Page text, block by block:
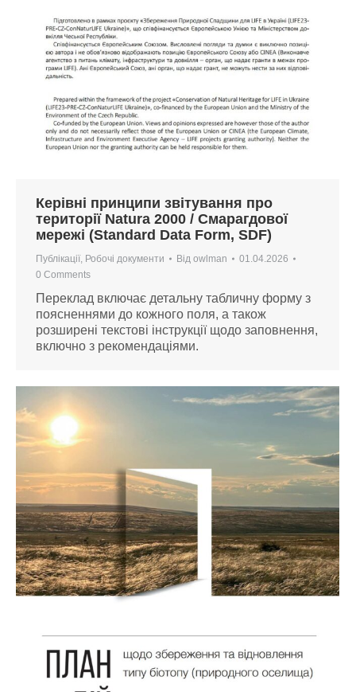
Керівні принципи звітування про
території Natura 2000 / Смарагдової
мережі (Standard Data Form, SDF)
Публікації Робочі документи Від owlman
01.04.2026
0 Comments
Переклад включає детальну табличну форму з
поясненнями до кожного поля, а також
розширені текстові інструкції щодо заповнення,
включно з рекомендаціями.